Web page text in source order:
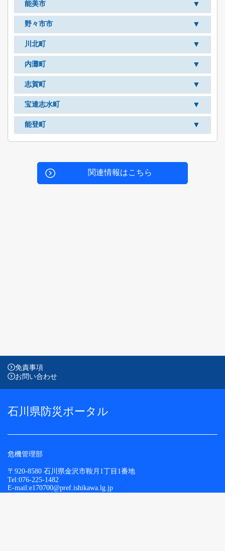
能美市 ▼
野々市市 ▼
川北町 ▼
内灘町 ▼
志賀町 ▼
宝達志水町 ▼
能登町 ▼
関連情報はこちら
免責事項
お問い合わせ
石川県防災ポータル
危機管理部
〒920-8580 石川県金沢市鞍月1丁目1番地
Tel:076-225-1482
E-mail:e170700@pref.ishikawa.lg.jp